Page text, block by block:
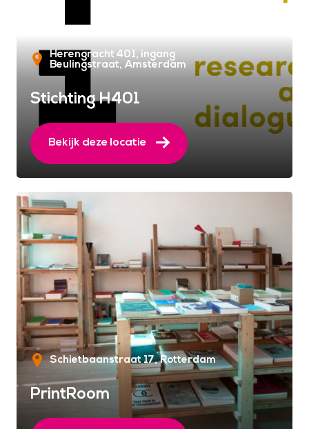
Herengracht 401, ingang
Beulingstraat Amsterdam
Stichting H401
Bekijk deze locatie
Schietbaanstraat 17 Rotterdam
PrintRoom